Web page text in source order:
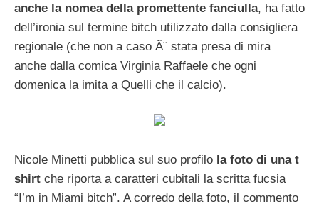
anche la nomea della promettente fanciulla, ha fatto
dell’ironia sul termine bitch utilizzato dalla consigliera
regionale (che non a caso Ã¨ stata presa di mira
anche dalla comica Virginia Raffaele che ogni
domenica la imita a Quelli che il calcio).
Nicole Minetti pubblica sul suo profilo la foto di una t
shirt che riporta a caratteri cubitali la scritta fucsia
“I’m in Miami bitch”. A corredo della foto, il commento